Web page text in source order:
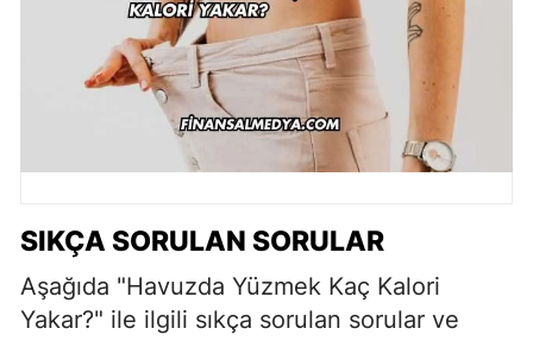
SIKÇA SORULAN SORULAR
Aşağıda "Havuzda Yüzmek Kaç Kalori
Yakar?" ile ilgili sıkça sorulan sorular ve